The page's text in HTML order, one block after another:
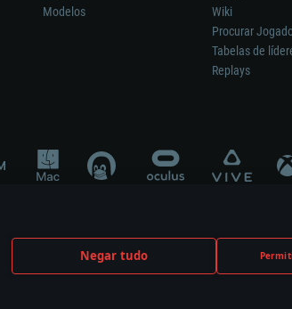
Negar tudo
Modelos
Wiki
Procurar
Tabelas de
Replays
desenvolvimento, patrocínio ou aval do respetivo
respective owners.